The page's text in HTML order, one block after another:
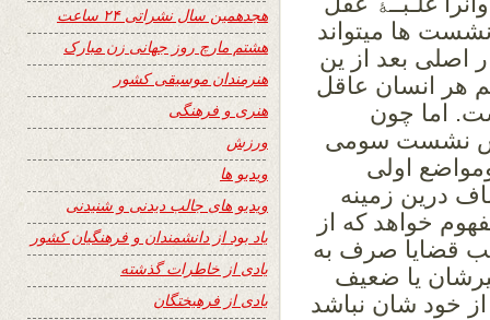
ها میتواند
اصلی بعد از ین
هر انسان عاقل
اما چون
۱۷/۱۲/۲۰۱۲ درپاریس نشست سومی
اولی
درین زمینه
خواهد که از
قضایا صرف به
یا ضعیف
از خود شان نباشد
هجدهمین سال نشراتی ۲۴ ساعت
هشتم مارچ روز جهانی زن مبارک
هنرمندان موسیقی کشور
هنری و فرهنگی
ورزش
ویدیو ها
ویدیو های جالب دیدنی و شنیدنی
یاد بود از دانشمندان و فرهنگیان کشور
یادی از خاطرات گذشته
یادی از فرهیختگان